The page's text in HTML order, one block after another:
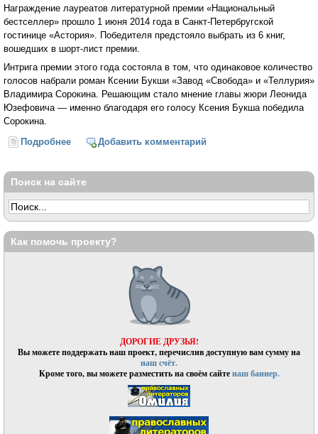
Награждение лауреатов литературной премии «Национальный
бестселлер» прошло 1 июня 2014 года в Санкт-Петербругской
гостинице «Астория». Победителя предстояло выбрать из 6 книг,
вошедших в шорт-лист премии.
Интрига премии этого года состояла в том, что одинаковое количество
голосов набрали роман Ксении Букши «Завод «Свобода» и «Теллурия»
Владимира Сорокина. Решающим стало мнение главы жюри Леонида
Юзефовича — именно благодаря его голосу Ксения Букша победила
Сорокина.
Подробнее о Роман Ксении Букши «Завод «Свобода» стал
Добавить комментарий
Поиск на сайте
Как помочь проекту?
ДОРОГИЕ ДРУЗЬЯ!
Вы можете поддержать наш проект, перечислив доступную вам сумму на
наш счёт.
Кроме того, вы можете разместить на своём сайтенаш баннер.